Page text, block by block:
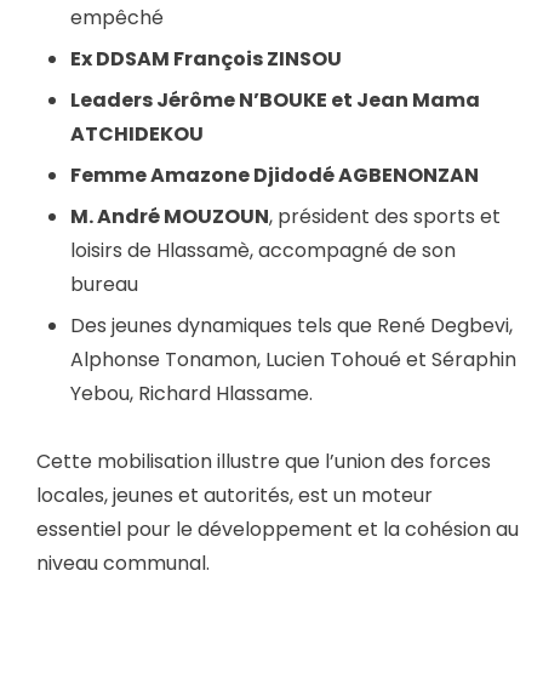
empêché
Ex DDSAM François ZINSOU
Leaders Jérôme N’BOUKE et Jean Mama
ATCHIDEKOU
Femme Amazone Djidodé AGBENONZAN
M. André MOUZOUN, président des sports et
loisirs de Hlassamè, accompagné de son
bureau
Des jeunes dynamiques tels que René Degbevi,
Alphonse Tonamon, Lucien Tohoué et Séraphin
Yebou, Richard Hlassame.
Cette mobilisation illustre que l’union des forces
locales, jeunes et autorités, est un moteur
essentiel pour le développement et la cohésion au
niveau communal.